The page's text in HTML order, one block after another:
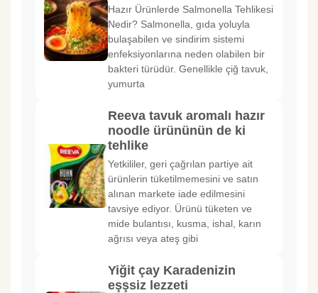
Hazır Ürünlerde Salmonella Tehlikesi
Nedir? Salmonella, gıda yoluyla
bulaşabilen ve sindirim sistemi
enfeksiyonlarına neden olabilen bir
bakteri türüdür. Genellikle çiğ tavuk,
yumurta
Reeva tavuk aromalı hazır
noodle ürününün de ki
tehlike
Yetkililer, geri çağrılan partiye ait
ürünlerin tüketilmemesini ve satın
alınan markete iade edilmesini
tavsiye ediyor. Ürünü tüketen ve
mide bulantısı, kusma, ishal, karın
ağrısı veya ateş gibi
Yiğit çay Karadenizin
eşşsiz lezzeti